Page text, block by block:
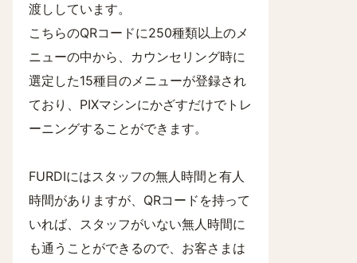
渡ししています。
こちらのQRコードに250種類以上のメ
ニューの中から、カウンセリング時に
選定した15種目のメニューが登録され
ており、PIXマシンにかざすだけでトレ
ーニングすることができます。
FURDIにはスタッフの無人時間と有人
時間がありますが、QRコードを持って
いれば、スタッフがいない無人時間に
も通うことができるので、お客さまは